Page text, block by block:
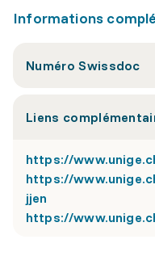
Informations
Numéro Swissdoc
Liens
https://
https://
jjen
https://